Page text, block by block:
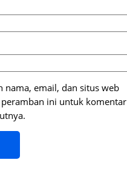
nama, email, dan situs web
peramban ini untuk komentar